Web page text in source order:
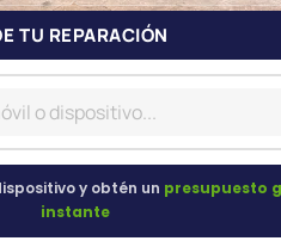
TU REPARACIÓN
y obtén un presupuesto
instante